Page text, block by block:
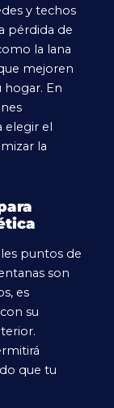
y techos
pérdida de
la lana
mejoren
hogar. En
elegir el
la
puntos de
son
es
su
que tu